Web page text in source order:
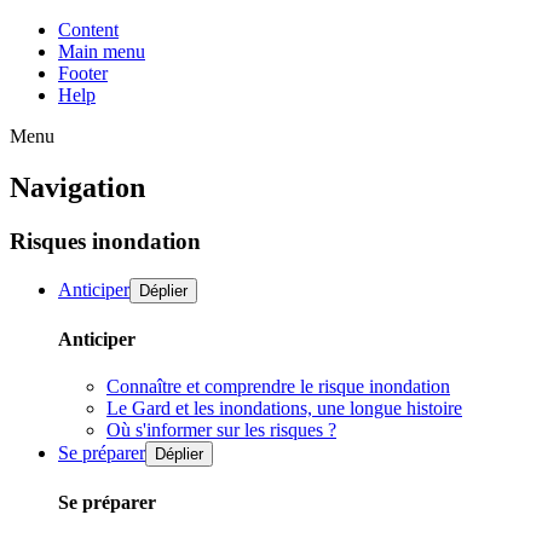
Content
Main menu
Footer
Help
Menu
Navigation
Risques inondation
Anticiper Déplier
Anticiper
Connaître et comprendre le risque inondation
Le Gard et les inondations, une longue histoire
Où s'informer sur les risques ?
Se préparer
Déplier
Se préparer